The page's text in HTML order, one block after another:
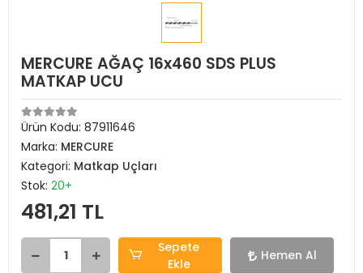
MERCURE AĞAÇ 16x460 SDS PLUS
MATKAP UCU
Ürün Kodu: 87911646
Marka: MERCURE
Kategori: Matkap Uçları
Stok: 20+
481,21 TL
Sepete
Ekle
Hemen Al